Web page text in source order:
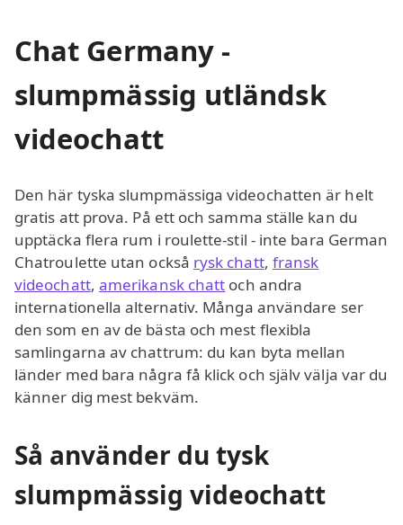
Chat Germany -
slumpmässig utländsk
videochatt
Den här tyska slumpmässiga videochatten är helt
gratis att prova. På ett och samma ställe kan du
upptäcka flera rum i roulette-stil - inte bara German
Chatroulette utan också rysk chatt, fransk
videochatt, amerikansk chatt och andra
internationella alternativ. Många användare ser
den som en av de bästa och mest flexibla
samlingarna av chattrum: du kan byta mellan
länder med bara några få klick och själv välja var du
känner dig mest bekväm.
Så använder du tysk
slumpmässig videochatt